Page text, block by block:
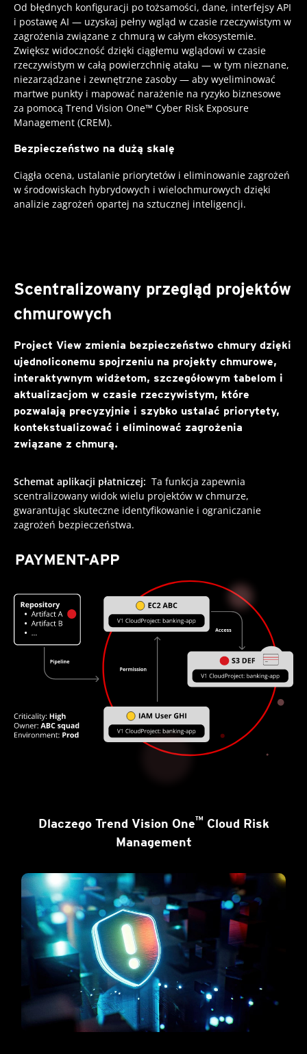
Od błędnych konfiguracji po tożsamości, dane, interfejsy API
i postawę AI — uzyskaj pełny wgląd w czasie rzeczywistym w
zagrożenia związane z chmurą w całym ekosystemie.
Zwiększ widoczność dzięki ciągłemu wglądowi w czasie
rzeczywistym w całą powierzchnię ataku — w tym nieznane,
niezarządzane i zewnętrzne zasoby — aby wyeliminować
martwe punkty i mapować narażenie na ryzyko biznesowe
za pomocą Trend Vision One™ Cyber Risk Exposure
Management (CREM).
Bezpieczeństwo na dużą skalę
Ciągła ocena, ustalanie priorytetów i eliminowanie zagrożeń
w środowiskach hybrydowych i wielochmurowych dzięki
analizie zagrożeń opartej na sztucznej inteligencji.
Scentralizowany przegląd projektów
chmurowych
Project View zmienia bezpieczeństwo chmury dzięki
ujednoliconemu spojrzeniu na projekty chmurowe,
interaktywnym widżetom, szczegółowym tabelom i
aktualizacjom w czasie rzeczywistym, które
pozwalają precyzyjnie i szybko ustalać priorytety,
kontekstualizować i eliminować zagrożenia
związane z chmurą.
Schemat aplikacji płatniczej: Ta funkcja zapewnia
scentralizowany widok wielu projektów w chmurze,
gwarantując skuteczne identyfikowanie i ograniczanie
zagrożeń bezpieczeństwa.
Dlaczego Trend Vision One™ Cloud Risk
Management